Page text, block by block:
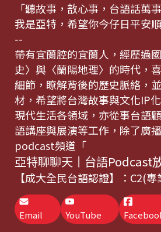
「聽故事，敨心事，台語話萬
我是亞特，希望你今仔日平安
--
帶有宜蘭腔的宜蘭人，經歷過
史〉與〈蘭陽地理〉的時代，
細節，瞭解背後的歷史脈絡，
材，希望將台灣故事與文化IP
現代生活各領域，亦從事台語
語講座與展演等工作，除了廣
podcast頻道「
亞特聊聊天丨台語Podcast
【成大全民台語認證】：C2(專
Email YouTube